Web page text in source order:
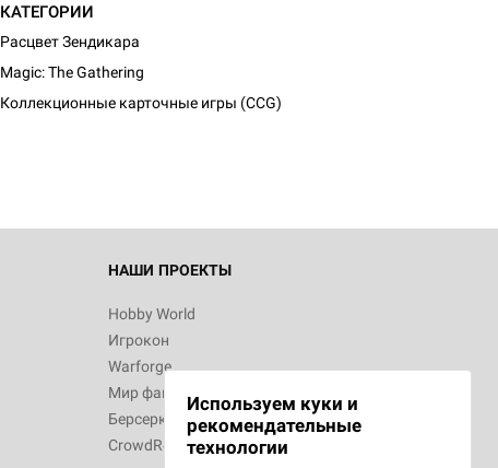
КАТЕГОРИИ
Расцвет Зендикара
Magic: The Gathering
Коллекционные карточные игры (CCG)
НАШИ ПРОЕКТЫ
Hobby World
Игрокон
Warforge
Мир фантастики
Берсерк
CrowdRepublic
Используем куки и
рекомендательные
технологии